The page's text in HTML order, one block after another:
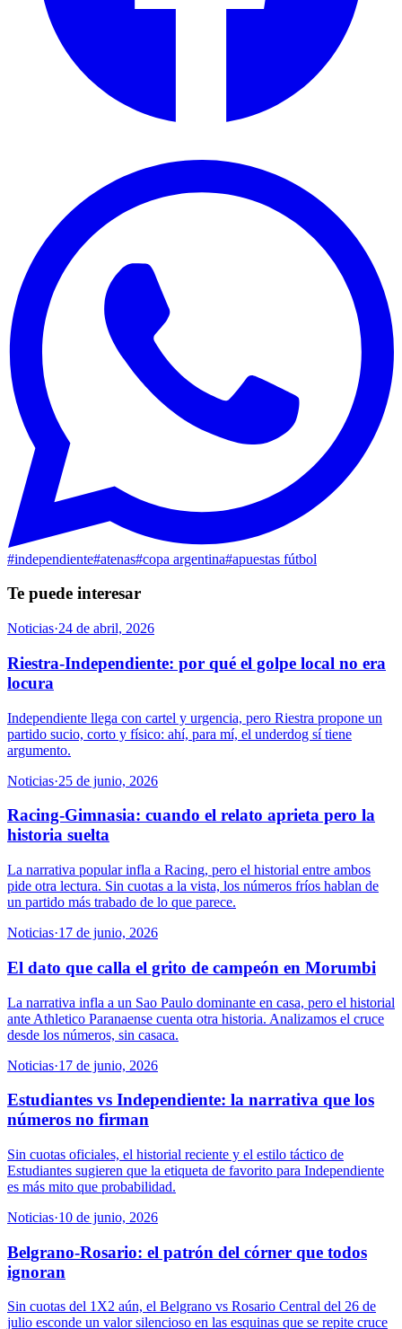
#independiente#atenas#copa argentina#apuestas fútbol
Te puede interesar
Noticias·24 de abril, 2026
Riestra-Independiente: por qué el golpe local no era
locura
Independiente llega con cartel y urgencia, pero Riestra propone un
partido sucio, corto y físico: ahí, para mí, el underdog sí tiene
argumento.
Noticias·25 de junio, 2026
Racing-Gimnasia: cuando el relato aprieta pero la
historia suelta
La narrativa popular infla a Racing, pero el historial entre ambos
pide otra lectura. Sin cuotas a la vista, los números fríos hablan de
un partido más trabado de lo que parece.
Noticias·17 de junio, 2026
El dato que calla el grito de campeón en Morumbi
La narrativa infla a un Sao Paulo dominante en casa, pero el historial
ante Athletico Paranaense cuenta otra historia. Analizamos el cruce
desde los números, sin casaca.
Noticias·17 de junio, 2026
Estudiantes vs Independiente: la narrativa que los
números no firman
Sin cuotas oficiales, el historial reciente y el estilo táctico de
Estudiantes sugieren que la etiqueta de favorito para Independiente
es más mito que probabilidad.
Noticias·10 de junio, 2026
Belgrano-Rosario: el patrón del córner que todos
ignoran
Sin cuotas del 1X2 aún, el Belgrano vs Rosario Central del 26 de
julio esconde un valor silencioso en las esquinas que se repite cruce